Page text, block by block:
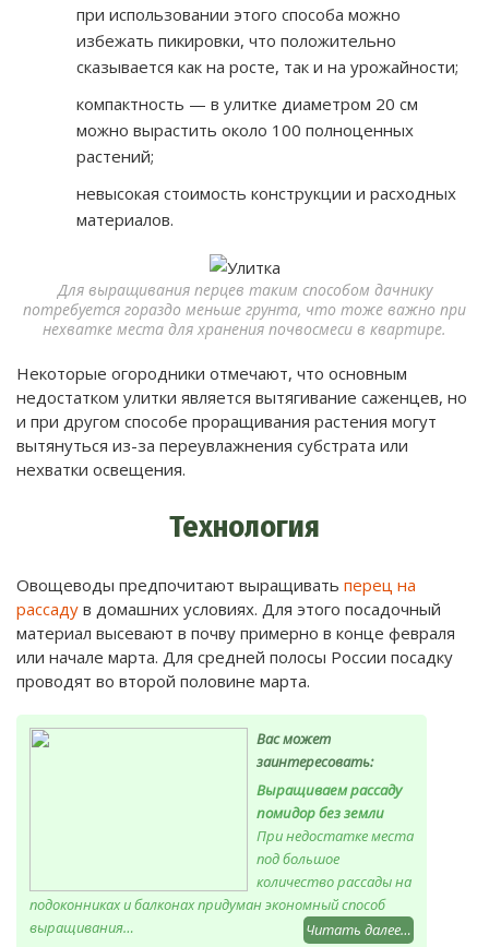
при использовании этого способа можно
избежать пикировки, что положительно
сказывается как на росте, так и на урожайности;
компактность — в улитке диаметром 20 см
можно вырастить около 100 полноценных
растений;
невысокая стоимость конструкции и расходных
материалов.
Для выращивания перцев таким способом дачнику
потребуется гораздо меньше грунта, что тоже важно при
нехватке места для хранения почвосмеси в квартире.
Некоторые огородники отмечают, что основным
недостатком улитки является вытягивание саженцев, но
и при другом способе проращивания растения могут
вытянуться из-за переувлажнения субстрата или
нехватки освещения.
Технология
Овощеводы предпочитают выращивать перец на
рассаду в домашних условиях. Для этого посадочный
материал высевают в почву примерно в конце февраля
или начале марта. Для средней полосы России посадку
проводят во второй половине марта.
Вас может
заинтересовать:
Выращиваем рассаду
помидор без земли
При недостатке места
под большое
количество рассады на
подоконниках и балконах придуман экономный способ
выращивания…
Читать далее…